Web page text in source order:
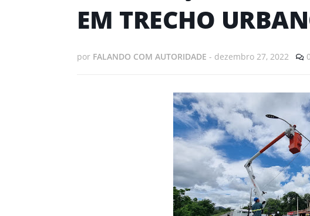
EM TRECHO
por FALANDO COM AUTORIDADE - dezembro 27, 2022